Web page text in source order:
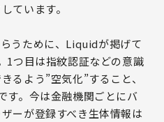
ています。
うために、Liquidが掲げて
1つ目は指紋認証などの意識
るよう”空気化”すること、
す。今は金融機関ごとにバ
ーが登録すべき生体情報は